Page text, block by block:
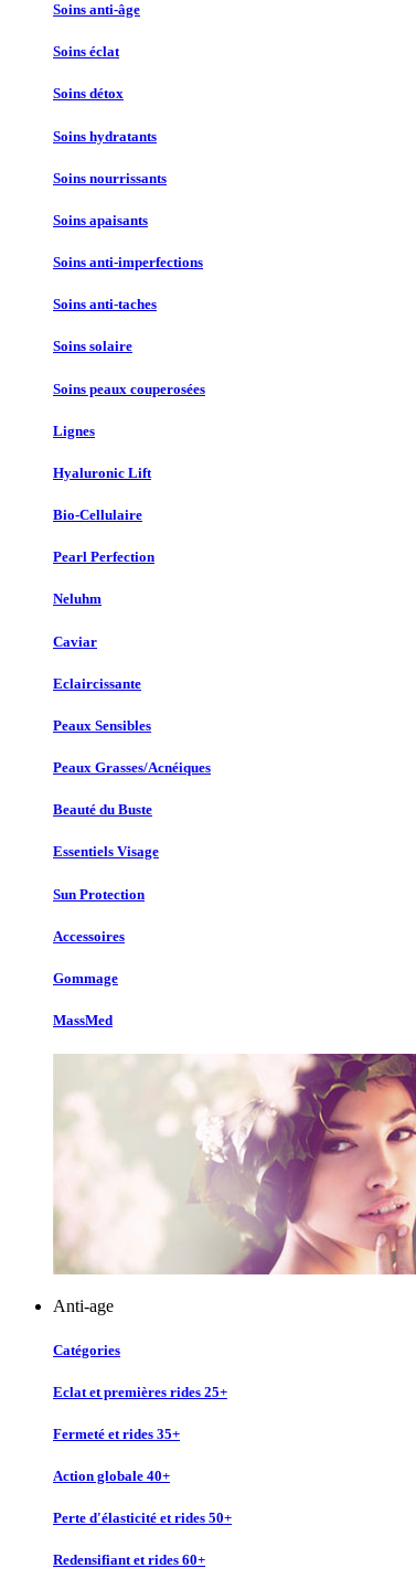
Soins anti-âge
Soins éclat
Soins détox
Soins hydratants
Soins nourrissants
Soins apaisants
Soins anti-imperfections
Soins anti-taches
Soins solaire
Soins peaux couperosées
Lignes
Hyaluronic Lift
Bio-Cellulaire
Pearl Perfection
Neluhm
Caviar
Eclaircissante
Peaux Sensibles
Peaux Grasses/Acnéiques
Beauté du Buste
Essentiels Visage
Sun Protection
Accessoires
Gommage
MassMed
Anti-age
Catégories
Eclat et premières rides 25+
Fermeté et rides 35+
Action globale 40+
Perte d'élasticité et rides 50+
Redensifiant et rides 60+